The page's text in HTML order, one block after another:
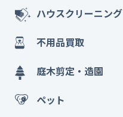
ハウスクリーニング
不用品買取
庭木剪定・造園
ペット